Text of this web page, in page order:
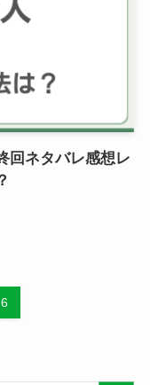
回ネタバレ感想レ
6